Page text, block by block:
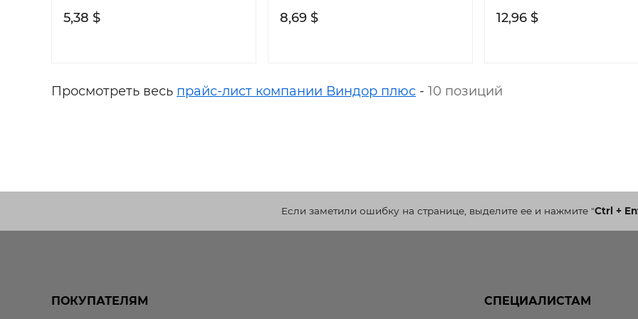
5,38 $
8,69 $
12,96 $
Просмотреть весь прайс-лист компании Виндор плюс - 10 позиций
Если заметили ошибку на странице, выделите ее и нажмите"Ctrl +
ПОКУПАТЕЛЯМ СПЕЦИАЛИСТАМ